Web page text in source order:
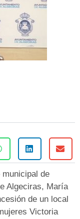
de
Algeciras, María
de un local
Victoria